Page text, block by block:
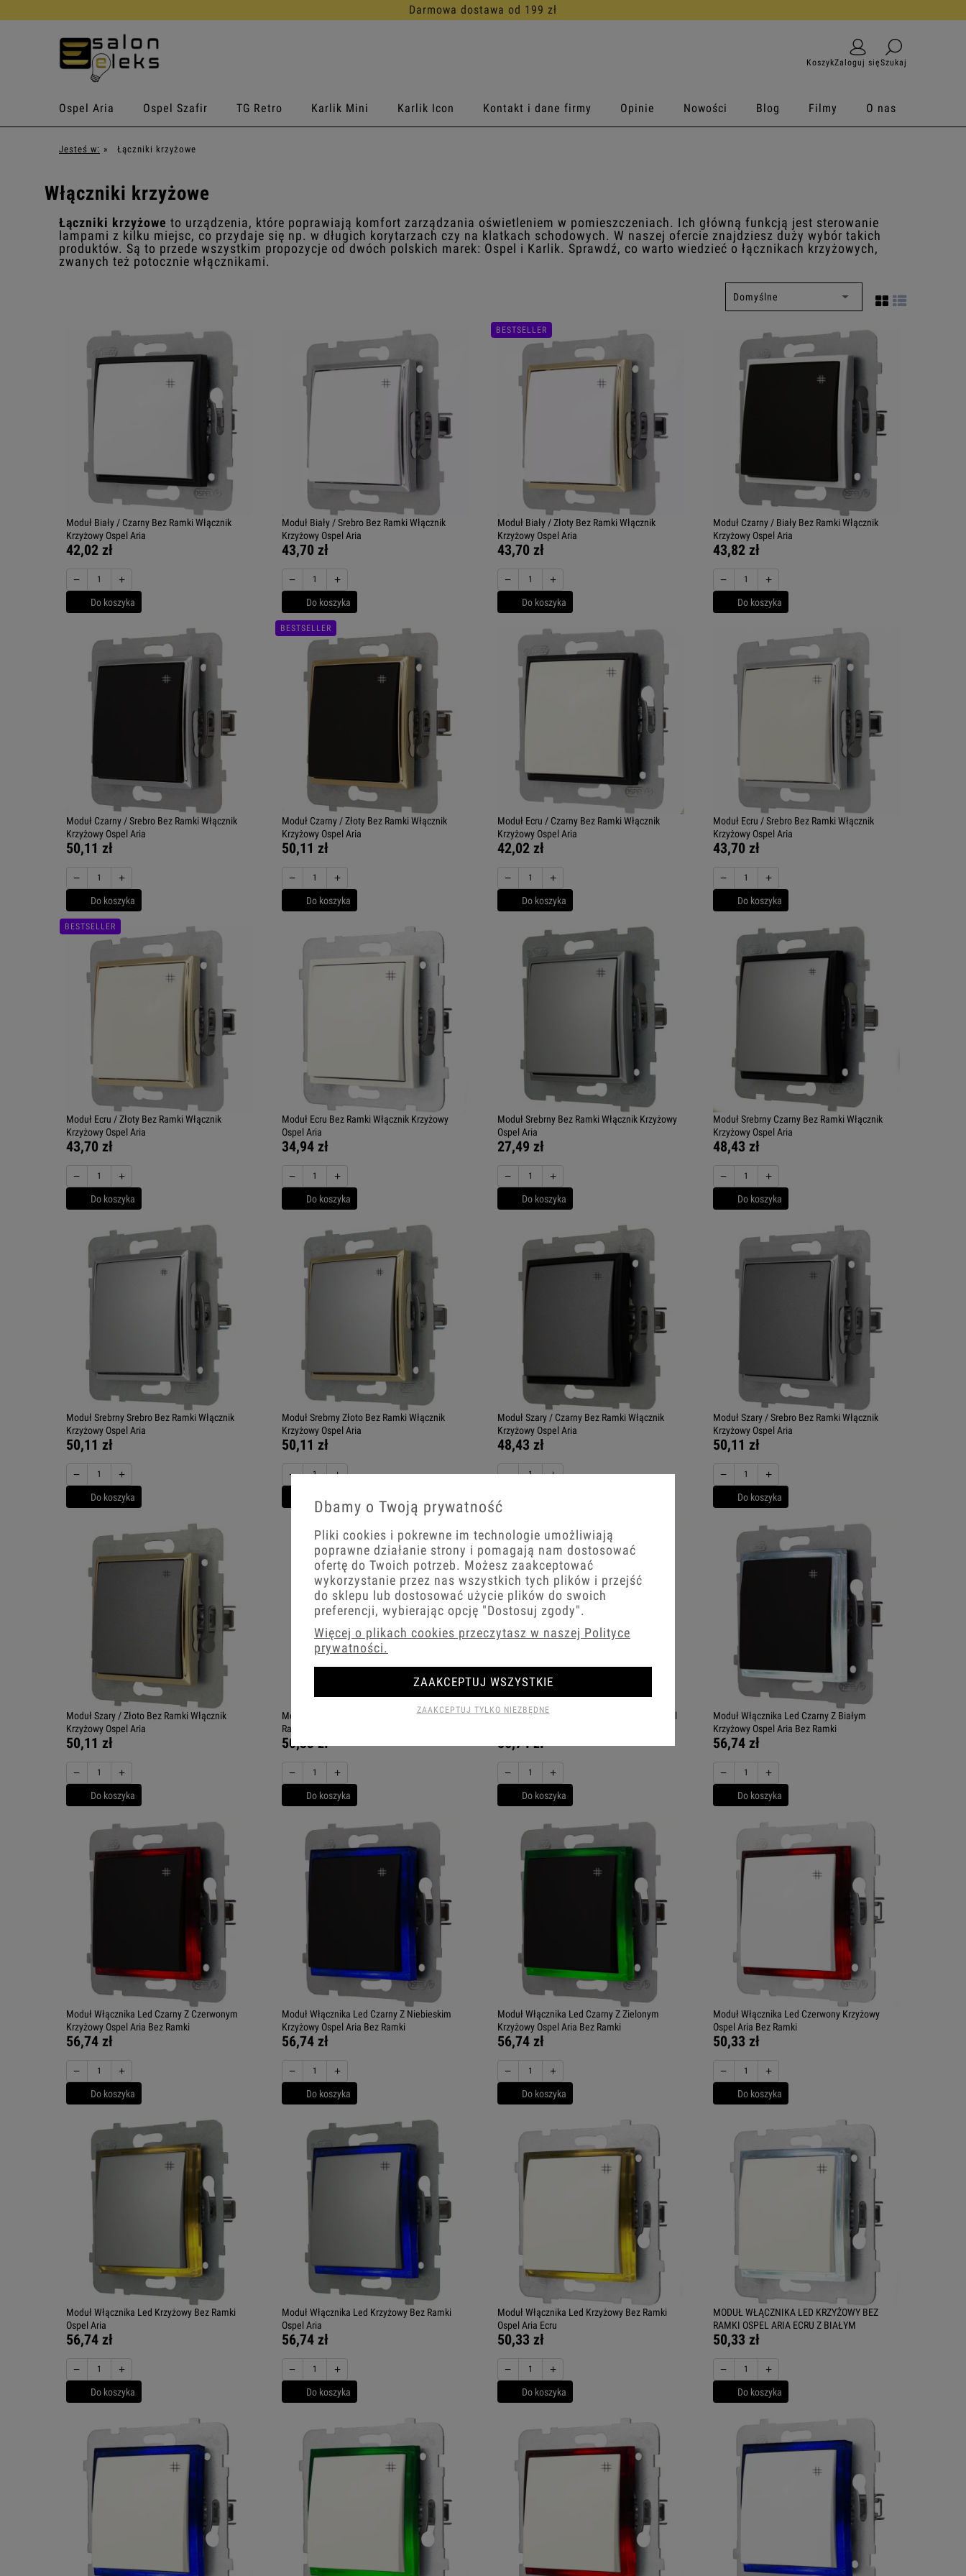
30 dni na darmowy zwrot
KoszykZaloguj sięSzukaj
Ospel Aria Ospel Szafir TG Retro Karlik Mini Karlik Icon Kontakt i dane firmy Opinie Nowości Blog Filmy O nas
Jesteś w: » Łączniki krzyżowe
Włączniki krzyżowe
Łączniki krzyżowe to urządzenia, które poprawiają komfort zarządzania oświetleniem w pomieszczeniach. Ich główną funkcją jest sterowanie
lampami z kilku miejsc, co przydaje się np. w długich korytarzach czy na klatkach schodowych. W naszej ofercie znajdziesz duży wybór takich
produktów. Są to przede wszystkim propozycje od dwóch polskich marek: Ospel i Karlik. Sprawdź, co warto wiedzieć o łącznikach krzyżowych,
zwanych też potocznie włącznikami.
Moduł Biały / Czarny Bez Ramki Włącznik
Krzyżowy Ospel Aria
42,02 zł
− +
Do koszyka
Moduł Biały / Srebro Bez Ramki Włącznik
Krzyżowy Ospel Aria
43,70 zł
− +
Do koszyka
Moduł Biały / Złoty Bez Ramki Włącznik
Krzyżowy Ospel Aria
43,70 zł
− +
Do koszyka
BESTSELLER
Moduł Czarny / Biały Bez Ramki Włącznik
Krzyżowy Ospel Aria
43,82 zł
− +
Do koszyka
Moduł Czarny / Srebro Bez Ramki Włącznik
Krzyżowy Ospel Aria
50,11 zł
− +
Do koszyka
Moduł Czarny / Złoty Bez Ramki Włącznik
Krzyżowy Ospel Aria
50,11 zł
− +
Do koszyka
BESTSELLER
Moduł Ecru / Czarny Bez Ramki Włącznik
Krzyżowy Ospel Aria
42,02 zł
− +
Do koszyka
Moduł Ecru / Srebro Bez Ramki Włącznik
Krzyżowy Ospel Aria
43,70 zł
− +
Do koszyka
Moduł Ecru / Złoty Bez Ramki Włącznik
Krzyżowy Ospel Aria
43,70 zł
− +
Do koszyka
BESTSELLER
Moduł Ecru Bez Ramki Włącznik Krzyżowy
Ospel Aria
34,94 zł
− +
Do koszyka
Moduł Srebrny Bez Ramki Włącznik Krzyżowy
Ospel Aria
27,49 zł
− +
Do koszyka
Moduł Srebrny Czarny Bez Ramki Włącznik
Krzyżowy Ospel Aria
48,43 zł
− +
Do koszyka
Moduł Srebrny Srebro Bez Ramki Włącznik
Krzyżowy Ospel Aria
50,11 zł
− +
Do koszyka
Moduł Srebrny Złoto Bez Ramki Włącznik
Krzyżowy Ospel Aria
50,11 zł
− +
Moduł Szary / Czarny Bez Ramki Włącznik
Krzyżowy Ospel Aria
48,43 zł
− +
Moduł Szary / Srebro Bez Ramki Włącznik
Krzyżowy Ospel Aria
50,11 zł
− +
Do koszyka
Moduł Szary / Złoto Bez Ramki Włącznik
Krzyżowy Ospel Aria
50,11 zł
− +
Do koszyka
Moduł Włącznika Led Biały Krzyżowy Bez
Ramki Ospel Aria
50,33 zł
− +
Do koszyka
Moduł Włącznika Led Czarny Krzyżowy Ospel
56,74 zł
− +
Do koszyka
Moduł Włącznika Led Czarny Z Białym
Krzyżowy Ospel Aria Bez Ramki
56,74 zł
− +
Do koszyka
Moduł Włącznika Led Czarny Z Czerwonym
Krzyżowy Ospel Aria Bez Ramki
56,74 zł
− +
Do koszyka
Moduł Włącznika Led Czarny Z Niebieskim
Krzyżowy Ospel Aria Bez Ramki
56,74 zł
− +
Do koszyka
Moduł Włącznika Led Czarny Z Zielonym
Krzyżowy Ospel Aria Bez Ramki
56,74 zł
− +
Do koszyka
Moduł Włącznika Led Czerwony Krzyżowy
Ospel Aria Bez Ramki
50,33 zł
− +
Do koszyka
Moduł Włącznika Led Krzyżowy Bez Ramki
Ospel Aria
56,74 zł
− +
Do koszyka
Moduł Włącznika Led Krzyżowy Bez Ramki
Ospel Aria
56,74 zł
− +
Do koszyka
Moduł Włącznika Led Krzyżowy Bez Ramki
Ospel Aria Ecru
50,33 zł
− +
Do koszyka
MODUŁ WŁĄCZNIKA LED KRZYŻOWY BEZ
RAMKI OSPEL ARIA ECRU Z BIAŁYM
50,33 zł
− +
Do koszyka
Dbamy o Twoją prywatność
Pliki cookies i pokrewne im technologie umożliwiają
poprawne działanie strony i pomagają nam dostosować
ofertę do Twoich potrzeb. Możesz zaakceptować
wykorzystanie przez nas wszystkich tych plików i przejść
do sklepu lub dostosować użycie plików do swoich
preferencji, wybierając opcję "Dostosuj zgody".
Więcej o plikach cookies przeczytasz w naszej Polityce
prywatności.
ZAAKCEPTUJ TYLKO NIEZBĘDNE
ZAAKCEPTUJ WSZYSTKIE